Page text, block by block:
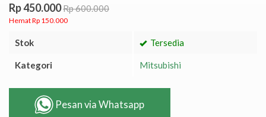
Rp 450.000Rp 600.000
Hemat Rp 150.000
Stok Tersedia
Kategori Mitsubishi
Pesan via Whatsapp